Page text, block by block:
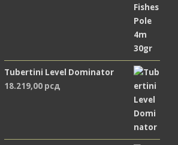
Tubertini Level Dominator
18.219,00 рсд